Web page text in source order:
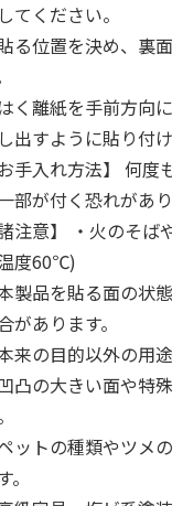
デオトイレ 飛び散
らない消臭・抗菌サ
ンド 4L
1,320円
(送料別・税込)
てください。
る位置を決め、裏
く離紙を手前方向
出すように貼り付
お手入れ方法】 何
部が付く恐れがあり
諸注意】 ・火のそ
度60℃)
製品を貼る面の状
があります。
来の目的以外の用
凸の大きい面や特
ットの種類やツメ
。